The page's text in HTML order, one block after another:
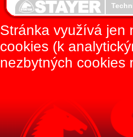
Stránka využívá jen
cookies (k
nezbytných cookies